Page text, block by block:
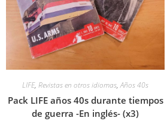
LIFE, Revistas en otros idiomas,Años 40s
Pack LIFE años 40s durante tiempos
de guerra -En inglés- (x3)